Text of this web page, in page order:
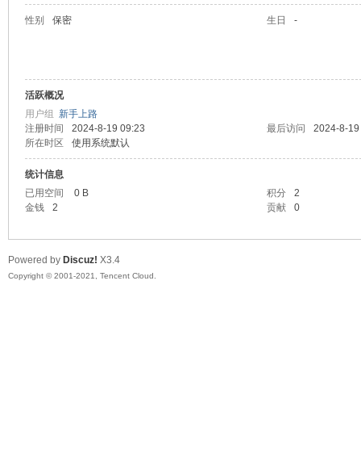
性别 保密 生日 -
活跃概况
用户组 新手上路
注册时间
2024-8-19 09:23 最后访问
2024-8-
所在时区
使用系统默认
统计信息
已用空间
0 B 积分
2
金钱
2 贡献 0
Powered by Discuz! X3.4
Copyright © 2001-2021, Tencent Cloud.